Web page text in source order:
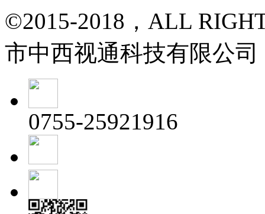
©2015-2018，ALL
市中西视通科技有限公司
0755-25921916